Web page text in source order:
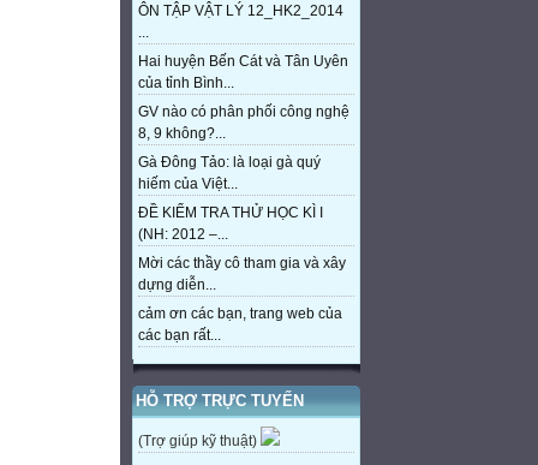
ÔN TẬP VẬT LÝ 12_HK2_2014
...
Hai huyện Bến Cát và Tân Uyên
của tỉnh Bình...
GV nào có phân phối công nghệ
8, 9 không?...
Gà Đông Tảo: là loại gà quý
hiếm của Việt...
ĐỀ KIỂM TRA THỬ HỌC KÌ I
(NH: 2012 –...
Mời các thầy cô tham gia và xây
dựng diễn...
cảm ơn các bạn, trang web của
các bạn rất...
HỖ TRỢ TRỰC TUYẾN
(Trợ giúp kỹ thuật)